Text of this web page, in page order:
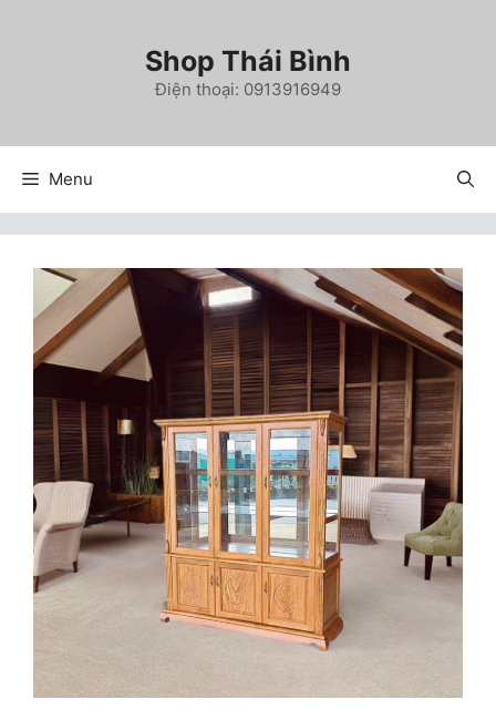
Shop Thái Bình
Điện thoại: 0913916949
Menu